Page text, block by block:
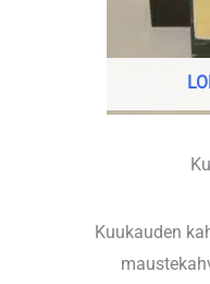
Kuukauden